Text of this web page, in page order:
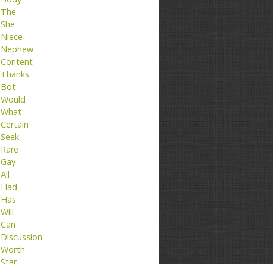
The
She
Niece
Nephew
Content
Thanks
Bot
Would
What
Certain
Seek
Rare
Gay
All
Had
Has
Will
Can
Discussion
Worth